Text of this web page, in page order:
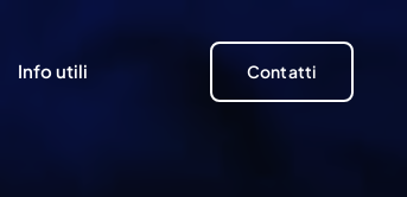
Info utili Contatti